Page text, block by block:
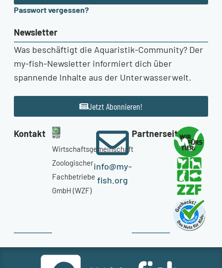
Passwort vergessen?
Newsletter
Was beschäftigt die Aquaristik-Community? Der
my-fish-Newsletter informiert dich über
spannende Inhalte aus der Unterwasserwelt.
Jetzt Abonnieren!
Kontakt
Wirtschaftsgemeinschaft
Zoologischer
Fachbetriebe
GmbH (WZF)
info@my-
fish.org
Partnerseiten